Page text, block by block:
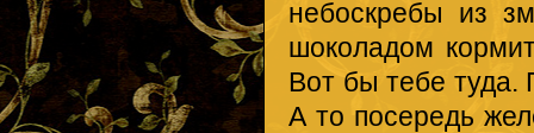
небоскребы из
шоколадом
Вот бы тебе туда.
А то посередь